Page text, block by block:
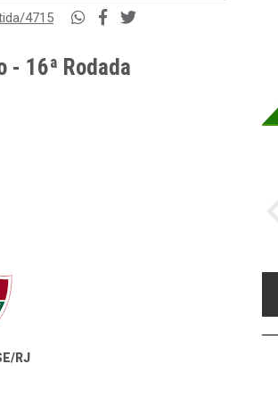
4715
- 16ª Rodada
RJ